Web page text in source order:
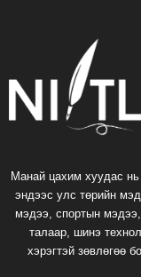
Манай цахим хуудас нь
эндээс улс төрийн
мэдээ, спортын
талаар, шинэ
хэрэгтэй зөвлөгөө